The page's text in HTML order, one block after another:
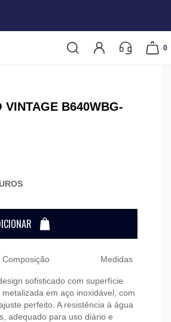
0
VINTAGE B640WBG-
Composição Medidas
sofisticado com superfície
em aço inoxidável, com
perfeito. A resistência à água
adequado para uso diário e